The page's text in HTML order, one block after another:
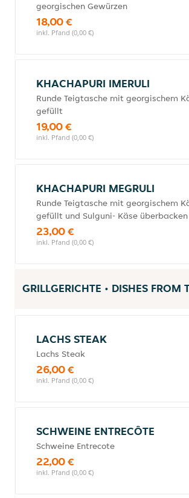
georgischen Gewürzen
18,00 €
inkl. Pfand (0,00 €)
KHACHAPURI IMERULI
Runde Teigtasche mit georgischem
gefüllt
19,00 €
inkl. Pfand (0,00 €)
KHACHAPURI MEGRULI
Runde Teigtasche mit georgischem
gefüllt und Sulguni- Käse überbacken
23,00 €
inkl. Pfand (0,00 €)
GRILLGERICHTE • DISHES FROM
LACHS STEAK
Lachs Steak
26,00 €
inkl. Pfand (0,00 €)
SCHWEINE ENTRECÔTE
Schweine Entrecote
22,00 €
inkl. Pfand (0,00 €)